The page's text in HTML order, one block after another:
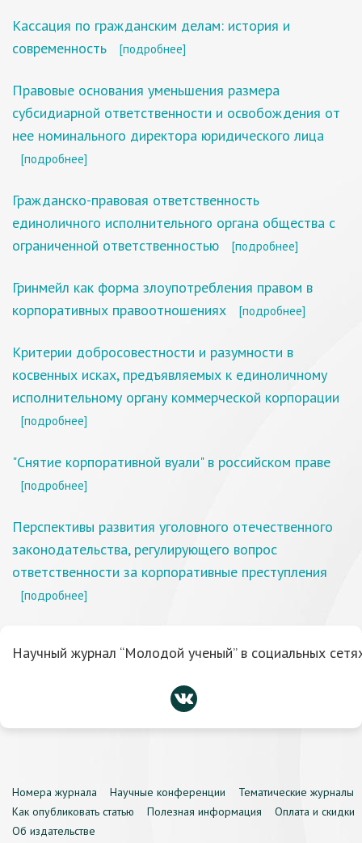
Кассация по гражданским делам: история и
современность
[подробнее]
Правовые основания уменьшения размера
субсидиарной ответственности и освобождения от
нее номинального директора юридического лица
[подробнее]
Гражданско-правовая ответственность
единоличного исполнительного органа общества с
ограниченной ответственностью
[подробнее]
Гринмейл как форма злоупотребления правом в
корпоративных правоотношениях
[подробнее]
Критерии добросовестности и разумности в
косвенных исках, предъявляемых к единоличному
исполнительному органу коммерческой корпорации
[подробнее]
"Снятие корпоративной вуали" в российском праве
[подробнее]
Перспективы развития уголовного отечественного
законодательства, регулирующего вопрос
ответственности за корпоративные преступления
[подробнее]
Научный журнал “Молодой ученый” в социальных
Номера журнала Научные конференции
Тематические журналы
Как опубликовать статью
Полезная информация
Оплата и скидки
Об издательстве